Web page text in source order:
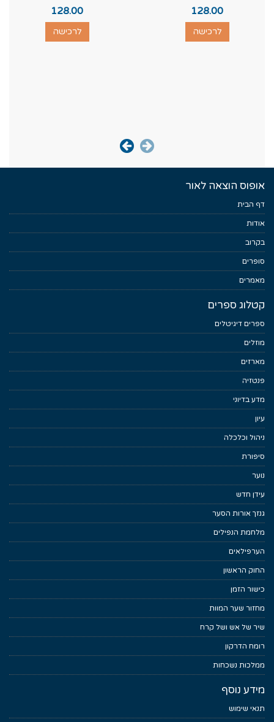
128.00
לרכישה
128.00
לרכישה
אופוס הוצאה לאור
דף הבית
אודות
בקרוב
סופרים
מאמרים
קטלוג ספרים
ספרים דיגיטלים
מוזלים
מארזים
פנטזיה
מדע בדיוני
עיון
ניהול וכלכלה
סיפורת
נוער
עידן חדש
גנזך אורות הסער
מלחמת הנפילים
הערפילאים
החוק הראשון
כישור הזמן
מחזור שער המוות
שיר של אש ושל קרח
רומח הדרקון
ממלכות נשכחות
מידע נוסף
תנאי שימוש